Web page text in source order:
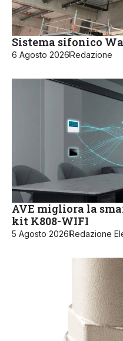
Sistema sifonico
6 Agosto 2026Redazione
AVE migliora la
kit K808-WIFI
5 Agosto 2026Redazione